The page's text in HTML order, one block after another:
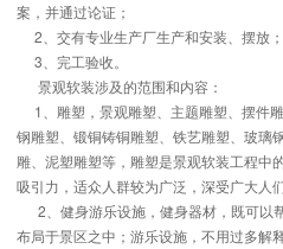
案，并通过论证；
2、交有专业生产厂生产和安装、摆放；
3、完工验收。
景观软装涉及的范围和内容：
1、雕塑，景观雕塑、主题雕塑、摆件
钢雕塑、锻铜铸铜雕塑、铁艺雕塑、玻璃
雕、泥塑雕塑等，雕塑是景观软装工程中
吸引力，适众人群较为广泛，深受广大人们
2、健身游乐设施，健身器材，既可以
布局于景区之中；游乐设施，不用过多解